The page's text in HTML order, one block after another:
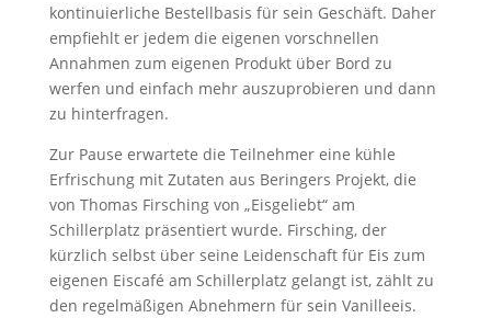
kontinuierliche Bestellbasis für sein Geschäft. Daher
empfiehlt er jedem die eigenen vorschnellen
Annahmen zum eigenen Produkt über Bord zu
werfen und einfach mehr auszuprobieren und dann
zu hinterfragen.
Zur Pause erwartete die Teilnehmer eine kühle
Erfrischung mit Zutaten aus Beringers Projekt, die
von Thomas Firsching von „Eisgeliebt“ am
Schillerplatz präsentiert wurde. Firsching, der
kürzlich selbst über seine Leidenschaft für Eis zum
eigenen Eiscafé am Schillerplatz gelangt ist, zählt zu
den regelmäßigen Abnehmern für sein Vanilleeis.